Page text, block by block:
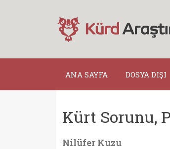
ANA SAYFA DOSYA DIŞI
Kürt Sorunu,
Nilüfer Kuzu